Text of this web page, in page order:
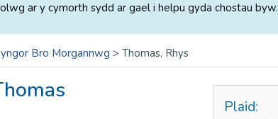
ar y cymorth sydd ar gael i helpu gyda chostau byw.
Bro Morgannwg > Thomas, Rhys
Plaid: